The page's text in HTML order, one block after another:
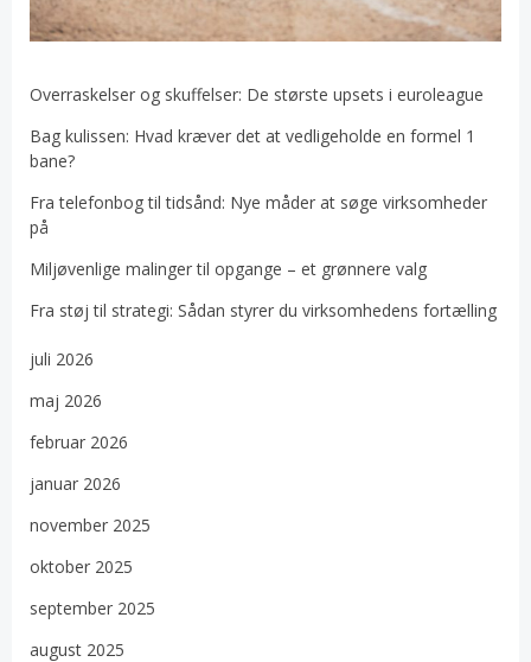
Overraskelser og skuffelser: De største upsets i euroleague
Bag kulissen: Hvad kræver det at vedligeholde en formel 1
bane?
Fra telefonbog til tidsånd: Nye måder at søge virksomheder
på
Miljøvenlige malinger til opgange – et grønnere valg
Fra støj til strategi: Sådan styrer du virksomhedens fortælling
juli 2026
maj 2026
februar 2026
januar 2026
november 2025
oktober 2025
september 2025
august 2025